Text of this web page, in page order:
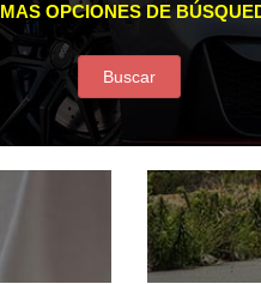
MAS OPCIONES DE
Buscar